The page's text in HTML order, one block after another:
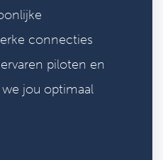
connecties
piloten en
jou optimaal